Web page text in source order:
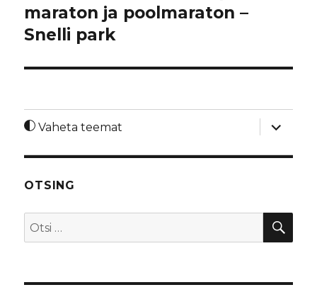
maraton ja poolmaraton –
Snelli park
Vaheta teemat
laienda
OTSING
Otsi: